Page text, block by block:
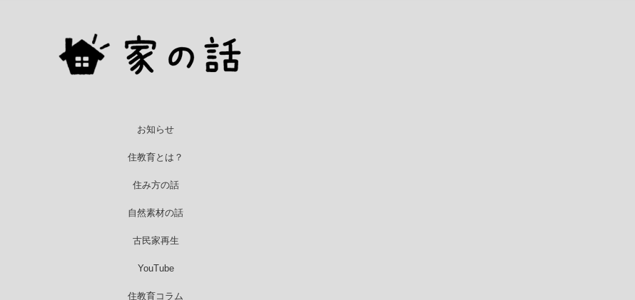
お知らせ
住教育とは？
住み方の話
自然素材の話
古民家再生
YouTube
住教育コラム